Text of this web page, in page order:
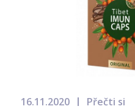
16.11.2020 Přečti si